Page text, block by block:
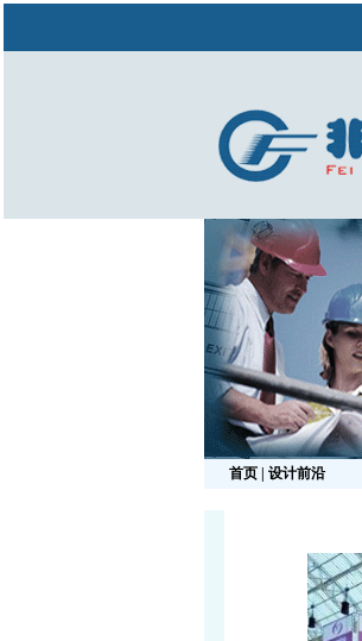
首页 | 设计前沿